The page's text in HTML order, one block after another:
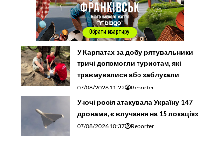
У Карпатах за добу рятувальники
тричі допомогли туристам, які
травмувалися або заблукали
07/08/2026 11:22 Reporter
Уночі росія атакувала Україну 147
дронами, є влучання на 15 локаціях
07/08/2026 10:37 Reporter